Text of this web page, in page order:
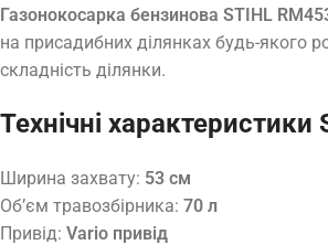
Газонокосарка бензинова STIHL
на присадибних ділянках будь-якого
складність ділянки.
Технічні
Ширина захвату: 53 см
Об’єм травозбірника: 70 л
Привід: Vario привід